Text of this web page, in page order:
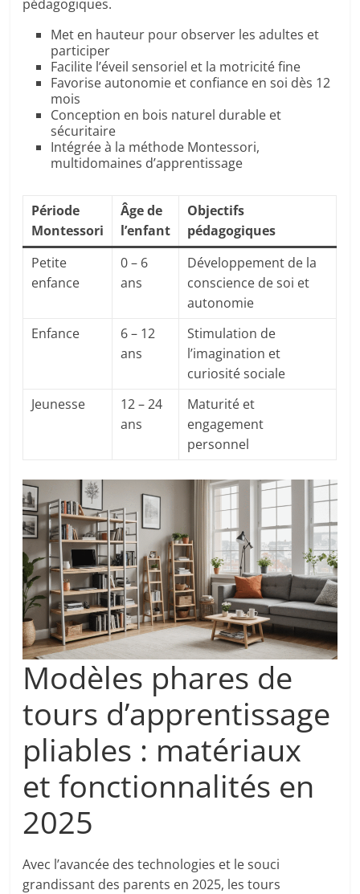
pédagogiques.
Met en hauteur pour observer les adultes et
participer
Facilite l’éveil sensoriel et la motricité fine
Favorise autonomie et confiance en soi dès 12
mois
Conception en bois naturel durable et
sécuritaire
Intégrée à la méthode Montessori,
multidomaines d’apprentissage
Période
Montessori
Âge de
l’enfant
Objectifs
pédagogiques
Petite
enfance
0 – 6
ans
Développement de la
conscience de soi et
autonomie
Enfance
6 – 12
ans
Stimulation de
l’imagination et
curiosité sociale
Jeunesse
12 – 24
ans
Maturité et
engagement
personnel
Modèles phares de
tours d’apprentissage
pliables : matériaux
et fonctionnalités en
2025
Avec l’avancée des technologies et le souci
grandissant des parents en 2025, les tours